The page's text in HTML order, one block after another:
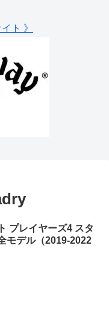
ト 》
プレイヤーズ4 スタ
モデル（2019-2022